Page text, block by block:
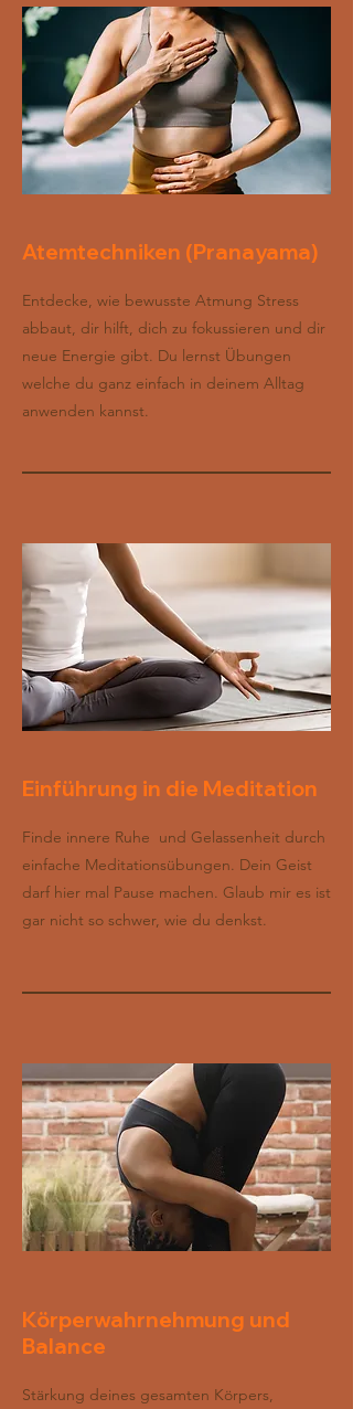
Atemtechniken (Pranayama)
Entdecke, wie bewusste Atmung Stress
abbaut, dir hilft, dich zu fokussieren und dir
neue Energie gibt. Du lernst Übungen
welche du ganz einfach in deinem Alltag
anwenden kannst.
Einführung in die Meditation
Finde innere Ruhe und Gelassenheit durch
einfache Meditationsübungen. Dein Geist
darf hier mal Pause machen. Glaub mir es ist
gar nicht so schwer, wie du denkst.
Körperwahrnehmung und
Balance
Stärkung deines gesamten Körpers,